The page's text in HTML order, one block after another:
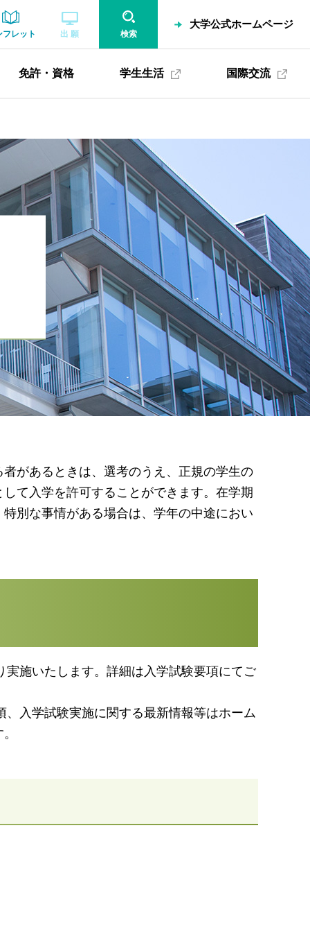
フレット 出 願 検索
大学公式ホームページ
免許・資格 学生生活 国際交流
があるときは、選考のうえ、正規の学生の
て入学を許可することができます。在学期
別な事情がある場合は、学年の中途におい
施いたします。詳細は入学試験要項にてご
入学試験実施に関する最新情報等はホーム